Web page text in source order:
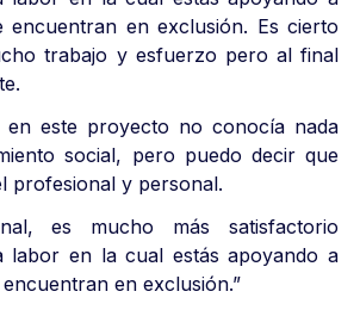
encuentran en exclusión. Es cierto
trabajo y esfuerzo pero al final
en este proyecto no conocía nada
social, pero puedo decir que
profesional y personal.
es mucho más satisfactorio
labor en la cual estás apoyando a
en exclusión.”